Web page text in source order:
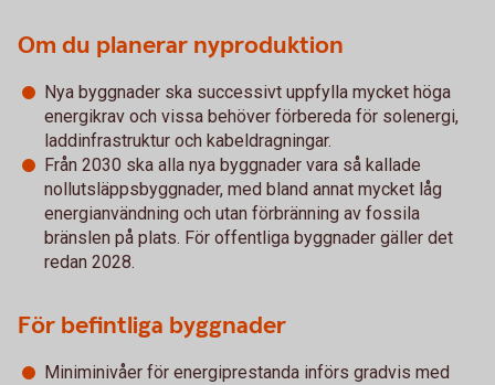
Om du planerar nyproduktion
Nya byggnader ska successivt uppfylla mycket höga
energikrav och vissa behöver förbereda för solenergi,
laddinfrastruktur och kabeldragningar.
Från 2030 ska alla nya byggnader vara så kallade
nollutsläppsbyggnader, med bland annat mycket låg
energianvändning och utan förbränning av fossila
bränslen på plats. För offentliga byggnader gäller det
redan 2028.
För befintliga byggnader
Miniminivåer för energiprestanda införs gradvis med